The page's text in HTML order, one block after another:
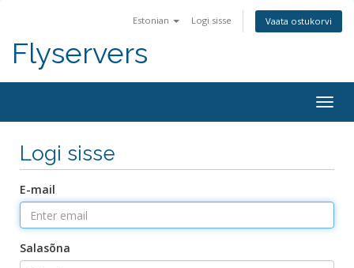
Estonian Logi sisse Vaata ostukorvi
Flyservers
Logi sisse
E-mail
Salasõna